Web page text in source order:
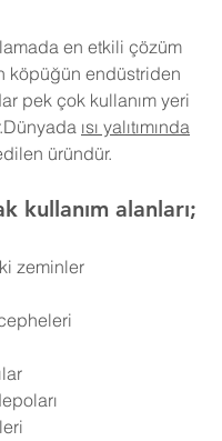
en etkili çözüm
köpüğün endüstriden
pek çok kullanım yeri
ısı yalıtımında
üründür.
kullanım alanları;
zeminler